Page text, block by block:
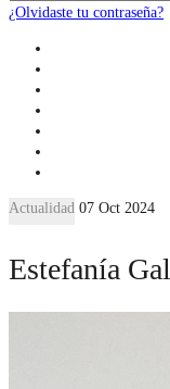
¿Olvidaste tu contraseña?
Actualidad 07 Oct 2024
Estefanía